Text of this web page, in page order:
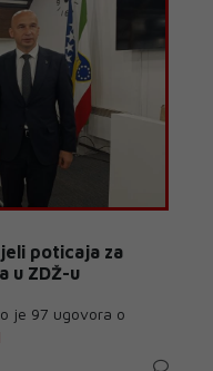
poticaja za
u ZDŽ-u
je 97 ugovora o